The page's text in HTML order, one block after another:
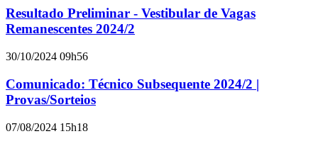
Resultado Preliminar - Vestibular de Vagas
Remanescentes 2024/2
30/10/2024 09h56
Comunicado: Técnico Subsequente 2024/2 |
Provas/Sorteios
07/08/2024 15h18